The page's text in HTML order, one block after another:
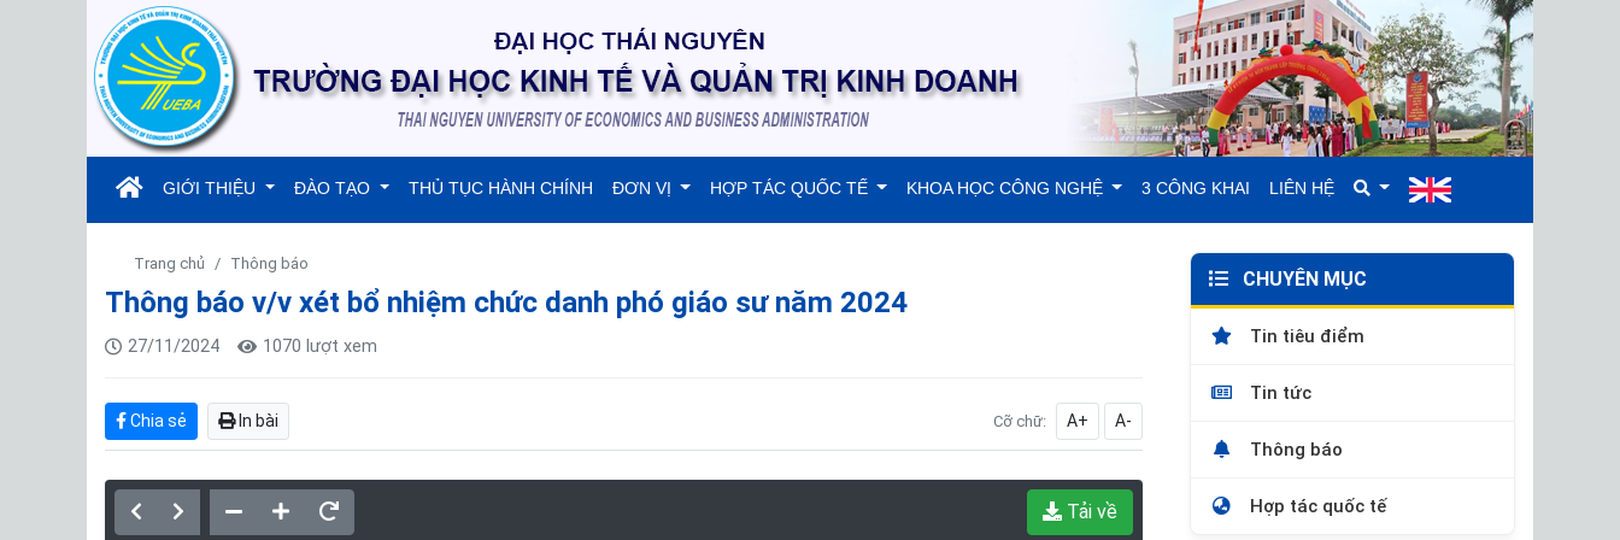
(current)
GIỚI THIỆU ĐÀO TẠO THỦ TỤC HÀNH CHÍNH ĐƠN VỊ HỢP TÁC QUỐC TẾ KHOA HỌC CÔNG NGHỆ 3 CÔNG KHAI LIÊN HỆ
Trang chủ Thông báo
Thông báo v/v xét bổ nhiệm chức danh phó giáo sư năm 2024
27/11/2024 1070 lượt xem
Chia sẻ In bài Cỡ chữ: A+ A-
Tải về
CHUYÊN MỤC
Tin tiêu điểm
Tin tức
Thông báo
Hợp tác quốc tế